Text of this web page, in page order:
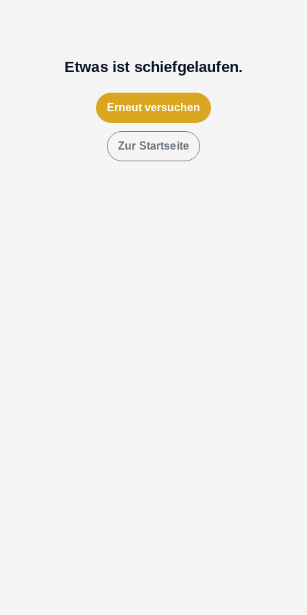
Etwas ist schiefgelaufen.
Erneut versuchen
Zur Startseite